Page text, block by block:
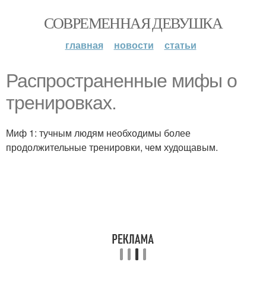
СОВРЕМЕННАЯ ДЕВУШКА
главная новости статьи
Распространенные мифы о
тренировках.
Миф 1: тучным людям необходимы более
продолжительные тренировки, чем худощавым.